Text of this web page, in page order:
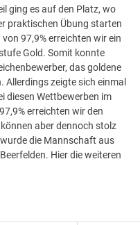
ging es auf den Platz, wo
praktischen Übung starten
97,9% erreichten wir ein
Gold. Somit konnte
das goldene
Allerdings zeigte sich einmal
diesen Wettbewerben im
erreichten wir den
aber dennoch stolz
die Mannschaft aus
Hier die weiteren